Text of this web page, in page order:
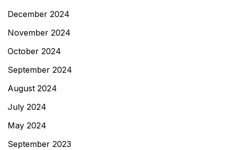
December 2024
November 2024
October 2024
September 2024
August 2024
July 2024
May 2024
September 2023